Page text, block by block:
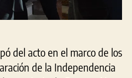
del acto en el marco de los
de la Independencia